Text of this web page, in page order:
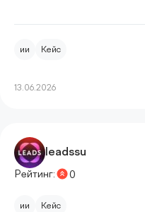
ии Кейс
13.06.2026
leadssu
Рейтинг: 0
ии Кейс